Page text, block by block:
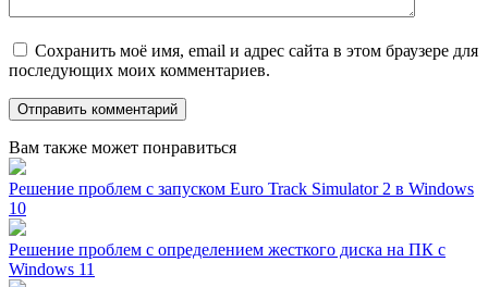
Сохранить моё имя, email и адрес сайта в этом браузере для
последующих моих комментариев.
Вам также может понравиться
Решение проблем с запуском Euro Track Simulator 2 в Windows
10
Решение проблем с определением жесткого диска на ПК с
Windows 11